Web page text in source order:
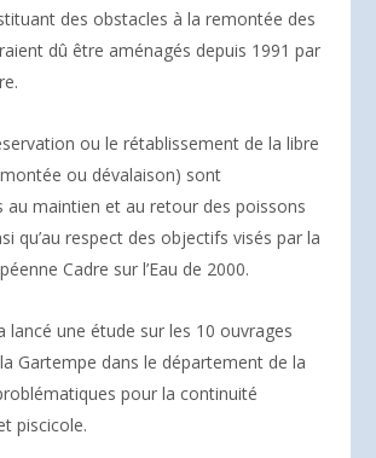
des obstacles à la remontée des
dû être aménagés depuis 1991 par
ou le rétablissement de la libre
ou dévalaison) sont
au maintien et au retour des poissons
qu’au respect des objectifs visés par la
Cadre sur l’Eau de 2000.
lancé une étude sur les 10 ouvrages
Gartempe dans le département de la
pour la continuité
piscicole.